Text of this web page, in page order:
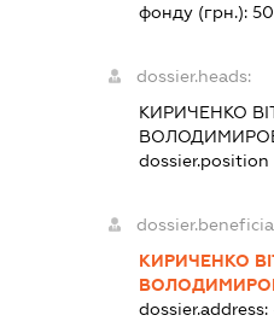
фонду (грн.):
dossier.heads:
КИРИЧЕНКО
dossier.position
КИРИЧЕНКО
dossier.address: